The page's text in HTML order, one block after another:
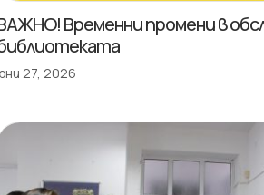
Временни промени в
27, 2026